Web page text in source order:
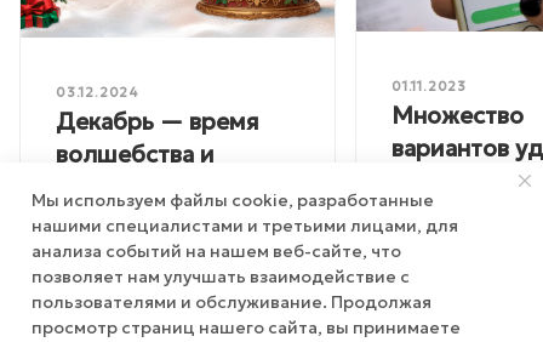
03.12.2024
Декабрь — время
волшебства и
подарков от
Визардгам!
01.11.2023
Множество
вариантов
оплаты на
Мы используем файлы cookie, разработанные
нашими специалистами и третьими лицами, для
анализа событий на нашем веб-сайте, что
позволяет нам улучшать взаимодействие с
пользователями и обслуживание. Продолжая
просмотр страниц нашего сайта, вы принимаете